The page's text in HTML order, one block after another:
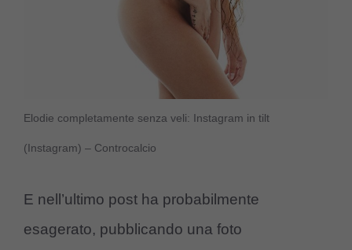
Elodie completamente senza veli: Instagram in tilt
(Instagram) – Controcalcio
E nell’ultimo post ha probabilmente
esagerato, pubblicando una foto